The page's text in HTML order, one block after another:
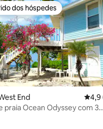
média de 5, 14 avaliações
dos hóspedes
dos hóspedes
End 4,94,9
praia Ocean Odyssey com 3